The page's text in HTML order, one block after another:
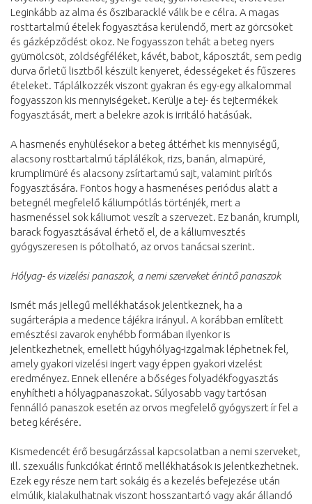
Leginkább az alma és őszibaracklé válik be e célra. A magas
rosttartalmú ételek fogyasztása kerülendő, mert az görcsöket
és gázképződést okoz. Ne fogyasszon tehát a beteg nyers
gyümölcsöt, zöldségféléket, kávét, babot, káposztát, sem pedig
durva őrletű lisztből készült kenyeret, édességeket és fűszeres
ételeket. Táplálkozzék viszont gyakran és egy-egy alkalommal
fogyasszon kis mennyiségeket. Kerülje a tej- és tejtermékek
fogyasztását, mert a belekre azok is irritáló hatásúak.
A hasmenés enyhülésekor a beteg áttérhet kis mennyiségű,
alacsony rosttartalmú táplálékok, rizs, banán, almapüré,
krumplimüré és alacsony zsírtartamú sajt, valamint pirítós
fogyasztására. Fontos hogy a hasmenéses periódus alatt a
betegnél megfelelő káliumpótlás történjék, mert a
hasmenéssel sok káliumot veszít a szervezet. Ez banán, krumpli,
barack fogyasztásával érhető el, de a káliumvesztés
gyógyszeresen is pótolható, az orvos tanácsai szerint.
Hólyag- és vizelési panaszok, a nemi szerveket érintő panaszok
Ismét más jellegű mellékhatások jelentkeznek, ha a
sugárterápia a medence tájékra irányul. A korábban említett
emésztési zavarok enyhébb formában ilyenkor is
jelentkezhetnek, emellett húgyhólyag-izgalmak léphetnek fel,
amely gyakori vizelési ingert vagy éppen gyakori vizelést
eredményez. Ennek ellenére a bőséges folyadékfogyasztás
enyhítheti a hólyagpanaszokat. Súlyosabb vagy tartósan
fennálló panaszok esetén az orvos megfelelő gyógyszert ír fel a
beteg kérésére.
Kismedencét érő besugárzással kapcsolatban a nemi szerveket,
ill. szexuális funkciókat érintő mellékhatások is jelentkezhetnek.
Ezek egy része nem tart sokáig és a kezelés befejezése után
elmúlik, kialakulhatnak viszont hosszantartó vagy akár állandó